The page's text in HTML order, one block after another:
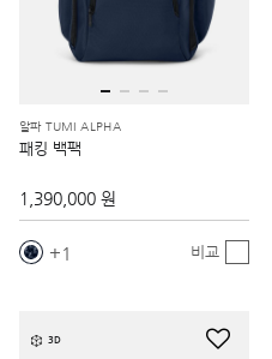
알파 TUMI ALPHA
패킹 백팩
1,390,000 원
1 비교
3D